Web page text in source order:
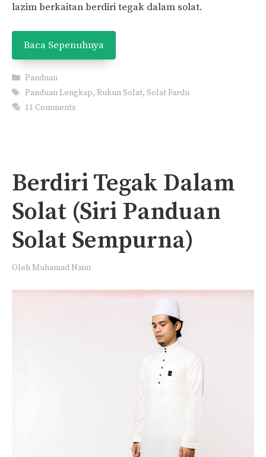
lazim berkaitan berdiri tegak dalam solat.
Baca Sepenuhnya
Categories
Panduan
Tags
Panduan Lengkap,Rukun Solat, Solat Fardu
11 Comments
Berdiri Tegak Dalam
Solat (Siri Panduan
Solat Sempurna)
OlehMuhamad Naim